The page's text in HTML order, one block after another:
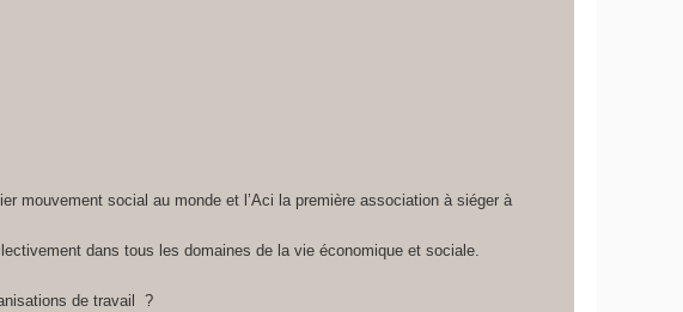
mouvement social au monde et l’Aci la première association à siéger à
dans tous les domaines de la vie économique et sociale.
de travail ?